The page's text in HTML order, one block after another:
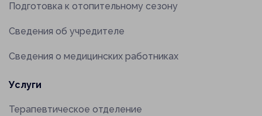
Подготовка к отопительному сезону
Сведения об учредителе
Сведения о медицинских работниках
Услуги
Терапевтическое отделение
Отправить заявку
правилами их обработки
правилами их обработки